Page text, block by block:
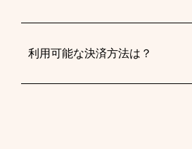
利用可能な決済方法は？